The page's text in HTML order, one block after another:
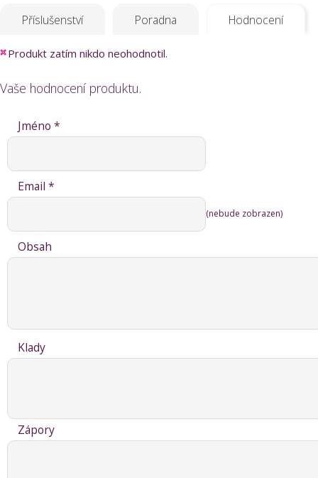
Příslušenství Poradna Hodnocení
Produkt zatím nikdo neohodnotil.
Vaše hodnocení produktu.
Jméno *
Email *
(nebude zobrazen)
Obsah
Klady
Zápory